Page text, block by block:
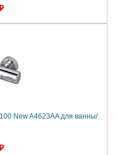
New A4623AA для ванны/